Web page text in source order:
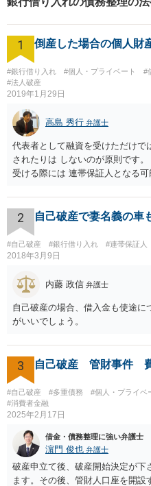
1 倒産した場合の個人財
#銀行借り入れ #個人・プライベート #
#法人破産
2019年1月29日
高島 秀行 弁護士
代表者として融資を受けただけで
されたりは しないのが原則です
受ける際には 連帯保証人となる
があります。 個人の財産につい
人にもならず、 返済計画が確実
ことにする他ないと思います。
2 自己破産で妻名義の車
#自己破産 #銀行借り入れ #連帯保証人
2018年3月9日
内藤 政信 弁護士
自己破産の場合、借入金も使途に
がいいでしょう。
3 自己破産 管財事件
#自己破産 #多重債務 #個人・プライベ
#消費者金融
2025年2月17日
借金・債務整理に強い弁護士
濵門 俊也 弁護士
破産申立て後、破産開始決定が下
ます。その後、管財人口座を開設